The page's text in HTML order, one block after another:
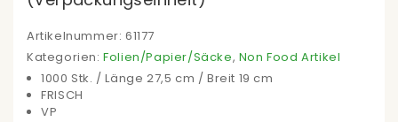
Artikelnummer: 61177
Kategorien:Folien/Papier/Säcke, Non Food Artikel
1000 Stk. / Länge 27,5 cm / Breit 19 cm
FRISCH
VP